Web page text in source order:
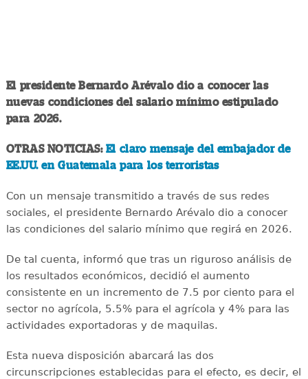
El presidente Bernardo Arévalo dio a conocer las
nuevas condiciones del salario mínimo estipulado
para 2026.
OTRAS NOTICIAS: El claro mensaje del embajador de
EE.UU. en Guatemala para los terroristas
Con un mensaje transmitido a través de sus redes
sociales, el presidente Bernardo Arévalo dio a conocer
las condiciones del salario mínimo que regirá en 2026.
De tal cuenta, informó que tras un riguroso análisis de
los resultados económicos, decidió el aumento
consistente en un incremento de 7.5 por ciento para el
sector no agrícola, 5.5% para el agrícola y 4% para las
actividades exportadoras y de maquilas.
Esta nueva disposición abarcará las dos
circunscripciones establecidas para el efecto, es decir, el